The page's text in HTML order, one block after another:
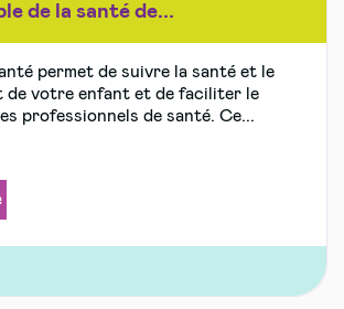
de la santé de...
permet de suivre la santé et le
de votre enfant et de faciliter le
professionnels de santé. Ce...